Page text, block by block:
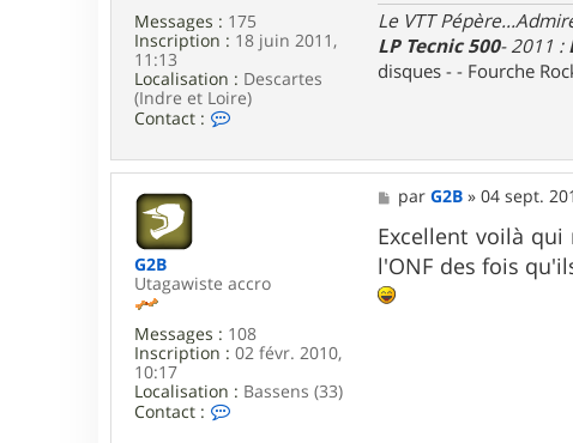
Messages : 175
Inscription : 18 juin 2011,
11:13
Localisation : Descartes
(Indre et Loire)
Contact :
t
y
n
o
3
7
Le VTT
LP Tecnic 500- 2011 :
disques - - Fourche
G2B
Utagawiste accro
Messages : 108
Inscription : 02 févr. 2010,
10:17
Localisation : Bassens (33)
Contact :
M
e
s
s
a
g
e
parG2B »04 sept.
Excellent voilà
l'ONF des fois